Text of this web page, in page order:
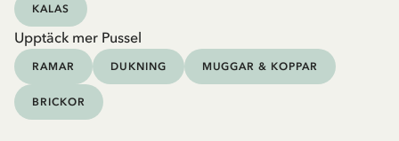
KALAS
Upptäck mer Pussel
RAMAR DUKNING MUGGAR & KOPPAR
BRICKOR